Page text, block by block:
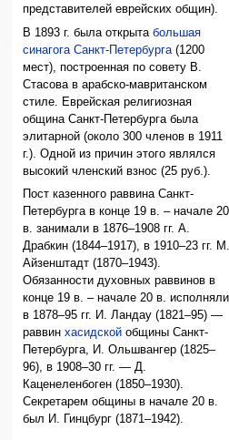
представителей еврейских общин).
В 1893 г. была открытабольшая
синагога Санкт-Петербурга (1200
мест), построенная по совету В.
Стасова в арабско-мавританском
стиле. Еврейская религиозная
община Санкт-Петербурга была
элитарной (около 300 членов в 1911
г.). Одной из причин этого являлся
высокий членский взнос (25 руб.).
Пост казенного раввина Санкт-
Петербурга в конце 19 в. – начале 20
в. занимали в 1876–1908 гг. А.
Драбкин (1844–1917), в 1910–23 гг. М.
Айзенштадт (1870–1943).
Обязанности духовных раввинов в
конце 19 в. – начале 20 в. исполняли
в 1878–95 гг. И. Ландау (1821–95) —
раввинхасидской общины Санкт-
Петербурга, И. Ольшвангер (1825–
96), в 1908–30 гг. — Д.
Каценеленбоген (1850–1930).
Секретарем общины в начале 20 в.
был И. Гинцбург (1871–1942).